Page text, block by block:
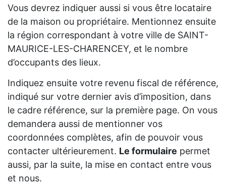
Vous devrez indiquer aussi si vous être locataire
de la maison ou propriétaire. Mentionnez ensuite
la région correspondant à votre ville de SAINT-
MAURICE-LES-CHARENCEY, et le nombre
d’occupants des lieux.
Indiquez ensuite votre revenu fiscal de référence,
indiqué sur votre dernier avis d’imposition, dans
le cadre référence, sur la première page. On vous
demandera aussi de mentionner vos
coordonnées complètes, afin de pouvoir vous
contacter ultérieurement. Le formulaire permet
aussi, par la suite, la mise en contact entre vous
et nous.